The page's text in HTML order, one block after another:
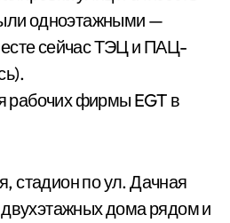
одноэтажными —
сейчас ТЭЦ и ПАЦ-
рабочих фирмы EGT в
стадион по ул. Дачная
дома рядом и